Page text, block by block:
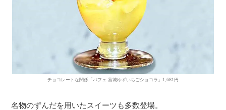
チョコレートな関係「パフェ 宮城ゆずいちごショコラ」1,681円
名物のずんだを用いたスイーツも多数登場。